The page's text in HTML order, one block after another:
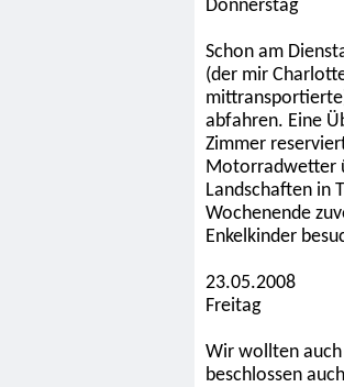
Donnerstag
Schon am
(der mir
abfahren. Eine
Zimmer
Motorradwetter
Landschaften in
Wochenende
Enkelkinder
23.05.2008
Freitag
Wir wollten auch
beschlossen